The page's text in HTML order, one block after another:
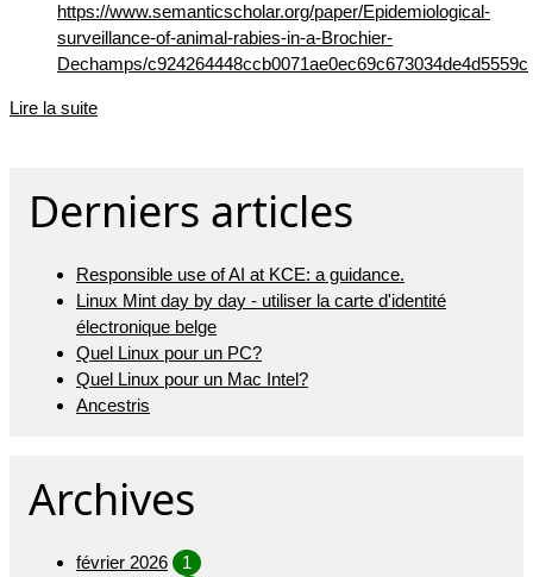
https://www.semanticscholar.org/paper/Epidemiological-
surveillance-of-animal-rabies-in-a-Brochier-
Dechamps/c924264448ccb0071ae0ec69c673034de4d5559c
Lire la suite
Derniers articles
Responsible use of AI at KCE: a guidance.
Linux Mint day by day - utiliser la carte d'identité
électronique belge
Quel Linux pour un PC?
Quel Linux pour un Mac Intel?
Ancestris
Archives
février 2026
1